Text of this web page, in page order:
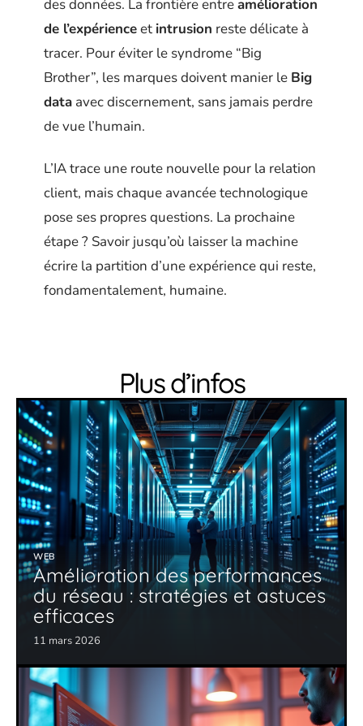
des données. La frontière entreamélioration
de l’expérienceet intrusion reste délicate à
tracer. Pour éviter le syndrome “Big
Brother”, les marques doivent manier le Big
data avec discernement, sans jamais perdre
de vue l’humain.
L’IA trace une route nouvelle pour la relation
client, mais chaque avancée technologique
pose ses propres questions. La prochaine
étape ? Savoir jusqu’où laisser la machine
écrire la partition d’une expérience qui reste,
fondamentalement, humaine.
Plus d’infos
WEB
Amélioration des performances
du réseau : stratégies et astuces
efficaces
11 mars 2026